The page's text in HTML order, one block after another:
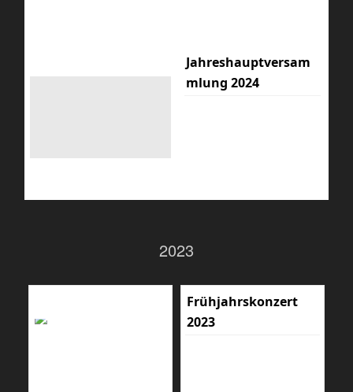
Jahreshauptversam
mlung 2024
2023
Frühjahrskonzert
2023